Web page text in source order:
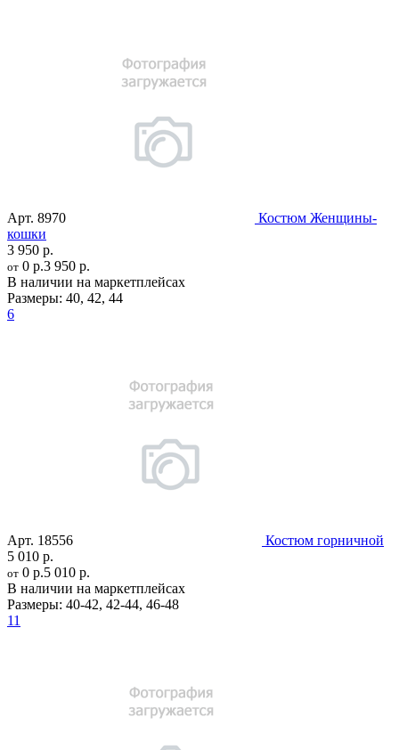
Арт. 8970
Костюм Женщины-
кошки
3 950 р.
от 0 р.3 950 р.
В наличии на маркетплейсах
Размеры: 40, 42, 44
6
Арт. 18556
Костюм горничной
5 010 р.
от 0 р.5 010 р.
В наличии на маркетплейсах
Размеры: 40-42, 42-44, 46-48
11